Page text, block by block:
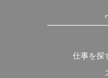
仕事を探